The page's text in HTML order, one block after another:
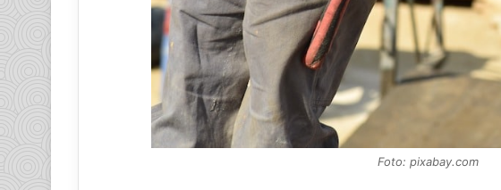
Foto: pixabay.com